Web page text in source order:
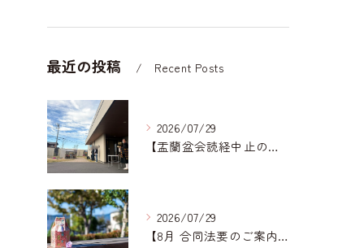
最近の投稿 Recent Posts
2026/07/29
【盂蘭盆会読経中止のお知らせ】｜岐阜どうぶつ霊園
2026/07/29
【8月 合同法要のご案内】